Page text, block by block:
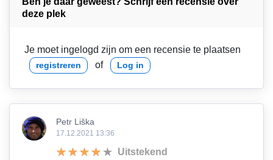
deze plek
Je moet ingelogd zijn om een recensie te plaatsen
registreren of Log in
Petr Liška
17.12.2021 13:36
Uitstekend